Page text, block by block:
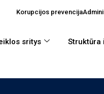
Korupcijos prevencija
sritys Struktūra